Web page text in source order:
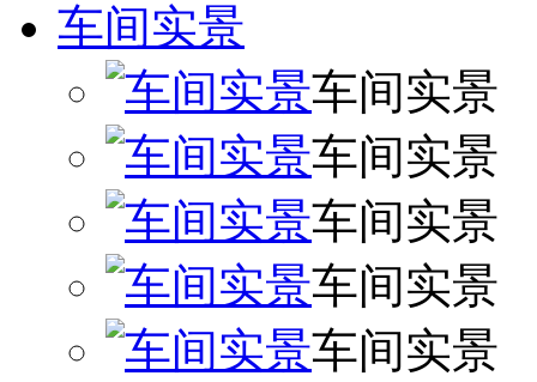
车间实景
车间实景
车间实景
车间实景
车间实景
车间实景